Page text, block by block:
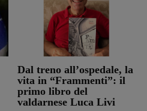
Dal treno all’ospedale, la
vita in “Frammenti”: il
primo libro del
valdarnese Luca Livi